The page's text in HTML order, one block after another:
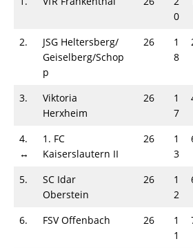
0
2.
JSG Heltersberg/
Geiselberg/Schop
p
26
1
8
3.
Viktoria
Herxheim
26
1
7
4.
↔
1. FC
Kaiserslautern II
26
1
3
5.
SC Idar
Oberstein
26
1
2
6. FSV Offenbach 26
1
1